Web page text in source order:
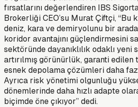
fırsatlarını değerlendiren IBS
Brokerliği CEO’su Murat Çiftçi, “Bu
deniz, kara ve demiryolunu bir
koridor avantajını güçlendirmesini
sektöründe dayanıklılık odaklı yeni
artırılmış görünürlük, garanti
esnek depolama çözümleri daha
Ayrıca risk yönetimi olgunluğu
dönemlerinde daha hızlı adapte
biçimde öne çıkıyor” dedi.